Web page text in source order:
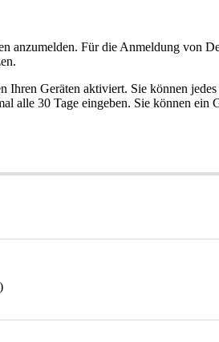
anzumelden. Für die Anmeldung von
.
Ihren Geräten aktiviert. Sie können jedes
alle 30 Tage eingeben. Sie können ein
)